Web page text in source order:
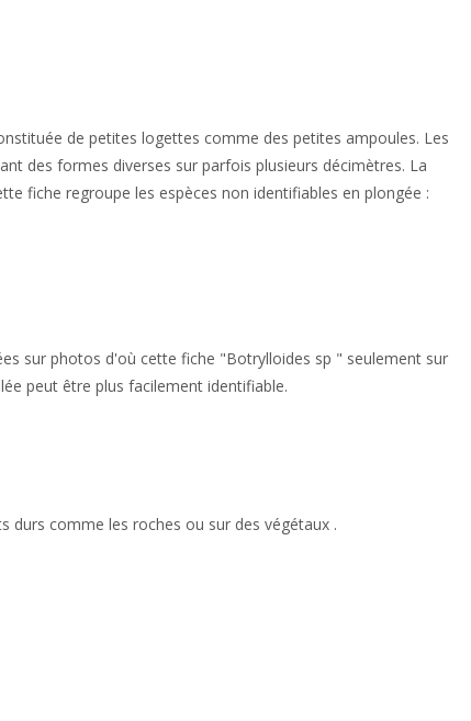
de petites logettes comme des petites ampoules. Les
des formes diverses sur parfois plusieurs décimètres. La
fiche regroupe les espèces non identifiables en plongée :
sur photos d'où cette fiche "Botrylloides sp " seulement sur
peut être plus facilement identifiable.
durs comme les roches ou sur des végétaux .